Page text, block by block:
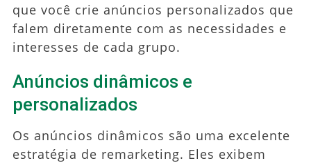
que você crie anúncios personalizados que
falem diretamente com as necessidades e
interesses de cada grupo.
Anúncios dinâmicos e
personalizados
Os anúncios dinâmicos são uma excelente
estratégia de remarketing. Eles exibem